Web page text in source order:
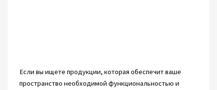
Если вы ищете продукции, которая обеспечит ваше
пространство необходимой функциональностью и